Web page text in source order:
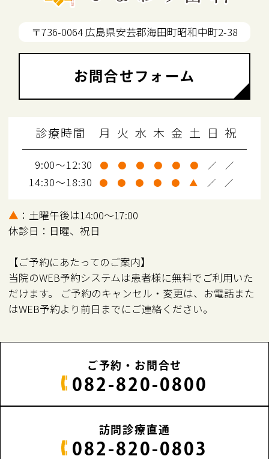
〒736-0064 広島県安芸郡海田町昭和中町2-38
お問合せフォーム
診療時間 月 火 水 木 金 土 日 祝
9:00～12:30 ● ● ● ● ● ● ／ ／
14:30～18:30 ● ● ● ● ● ▲ ／ ／
▲ ：土曜午後は14:00～17:00
休診日：日曜、祝日
【ご予約にあたってのご案内】
当院のWEB予約システムは患者様に無料でご利用いた
だけます。 ご予約のキャンセル・変更は、お電話また
はWEB予約より前日までにご連絡ください。
ご予約・お問合せ
082-820-0800
訪問診療直通
082-820-0803